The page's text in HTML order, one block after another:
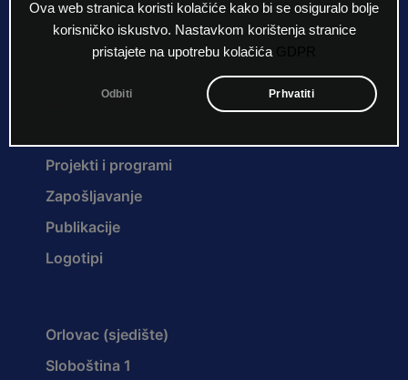
Ova web stranica koristi kolačiće kako bi se osiguralo bolje
korisničko iskustvo. Nastavkom korištenja stranice
pristajete na upotrebu kolačića
Odbiti Prhvatiti
Misija i vizija
Projekti i programi
Zapošljavanje
Publikacije
Logotipi
Orlovac (sjedište)
Sloboština 1